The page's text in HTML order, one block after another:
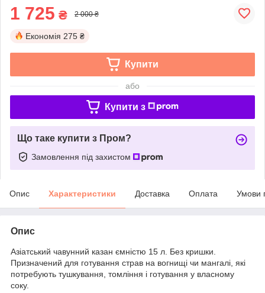
1 725 ₴ 2 000 ₴
Економія 275 ₴
Купити
або
Купити з
Що таке купити з Пром?
Замовлення під захистом
Опис Характеристики Доставка Оплата Умови
Опис
Азіатський чавунний казан ємністю 15 л. Без кришки.
Призначений для готування страв на вогнищі чи мангалі, які
потребують тушкування, томління і готування у власному
соку.